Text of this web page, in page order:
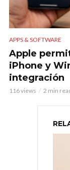
APPS & SOFTWARE
Apple
iPhone y
integración
116 views 2 min